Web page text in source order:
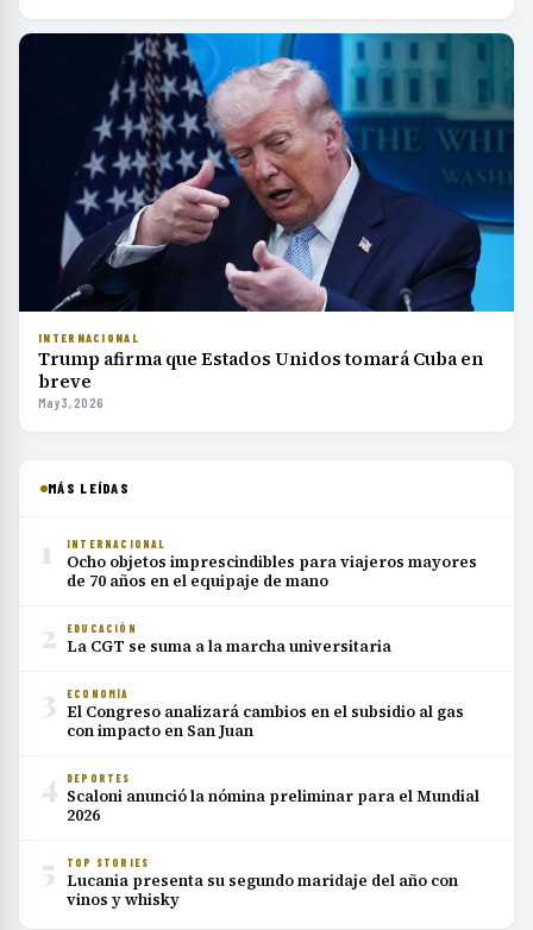
INTERNACIONAL
Trump afirma que Estados Unidos tomará Cuba en
breve
May 3, 2026
MÁS LEÍDAS
1 INTERNACIONAL
Ocho objetos imprescindibles para viajeros mayores
de 70 años en el equipaje de mano
2 EDUCACIÓN
La CGT se suma a la marcha universitaria
3 ECONOMÍA
El Congreso analizará cambios en el subsidio al gas
con impacto en San Juan
4 DEPORTES
Scaloni anunció la nómina preliminar para el Mundial
2026
5 TOP STORIES
Lucania presenta su segundo maridaje del año con
vinos y whisky